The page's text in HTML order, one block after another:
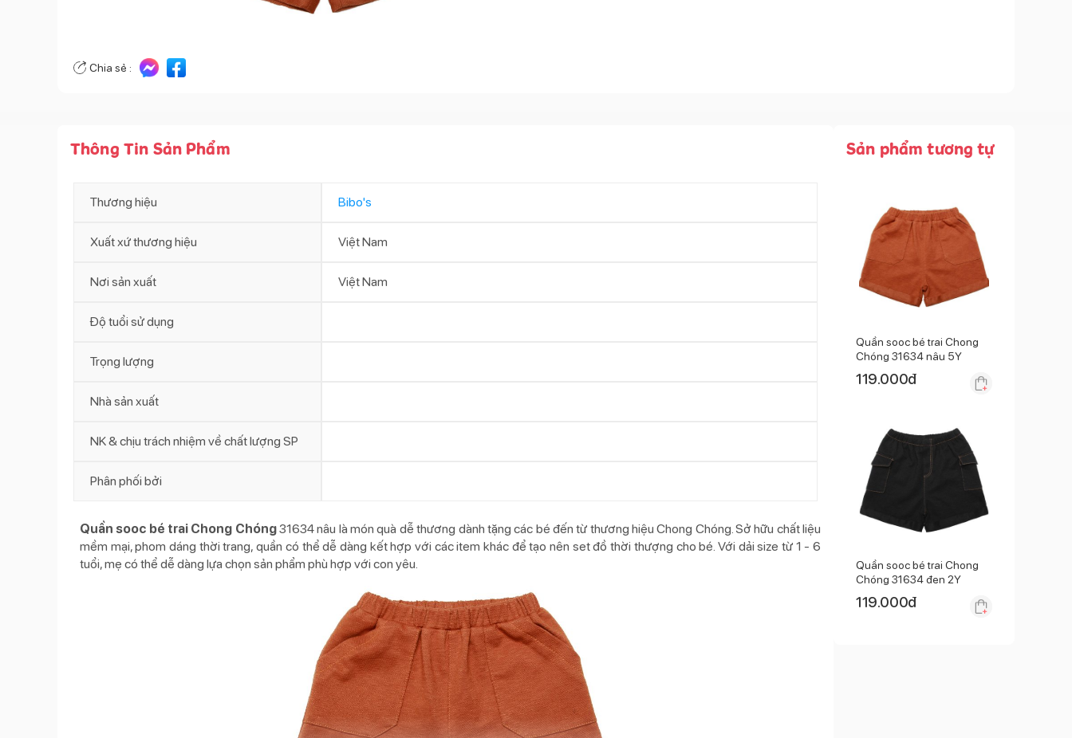
Chia sẻ :
Thông Tin Sản Phẩm
Thương hiệu Bibo's
Xuất xứ thương hiệu Việt Nam
Nơi sản xuất Việt Nam
Độ tuổi sử dụng
Trọng lượng
Nhà sản xuất
NK & chịu trách nhiệm về chất lượng SP
Phân phối bởi
Quần sooc bé trai Chong Chóng31634 nâu là món quà dễ thương dành tặng các bé đến từ thương hiệu Chong Chóng. Sở hữu chất liệu
mềm mại, phom dáng thời trang, quần có thể dễ dàng kết hợp với các item khác để tạo nên set đồ thời thượng cho bé. Với dải size từ 1 - 6
tuổi, mẹ có thể dễ dàng lựa chọn sản phẩm phù hợp với con yêu.
Sản phẩm tương tự
Quần sooc bé trai Chong
Chóng 31634 nâu 5Y
119.000đ
Quần sooc bé trai Chong
Chóng 31634 đen 2Y
119.000đ